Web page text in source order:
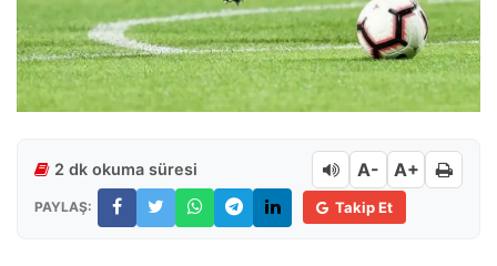
2 dk okuma süresi A- A+
PAYLAŞ: Takip Et